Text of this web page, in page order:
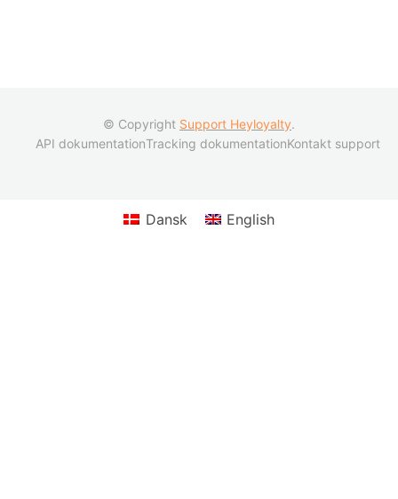
© Copyright Support Heyloyalty.
API dokumentationTracking dokumentationKontakt support
Dansk English